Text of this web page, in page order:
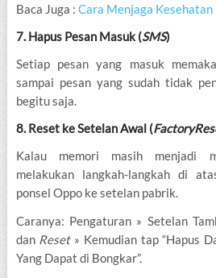
Baca Juga : Cara Menjaga
7. Hapus Pesan Masuk (SMS)
Setiap pesan yang masuk
sampai pesan yang sudah tidak
begitu saja.
8. Reset ke Setelan Awal (Factory
Kalau memori masih menjadi
melakukan langkah-langkah di
ponsel Oppo ke setelan pabrik.
Caranya: Pengaturan » Setelan
dan Reset » Kemudian tap “Hapus
Yang Dapat di Bongkar”.